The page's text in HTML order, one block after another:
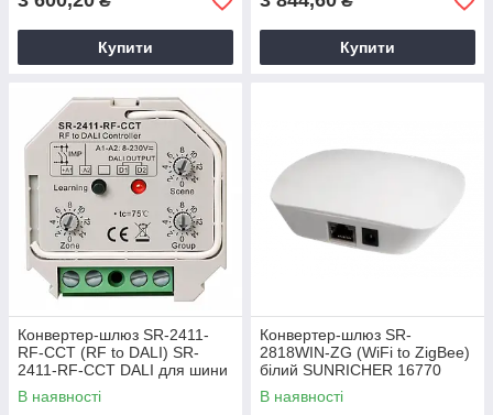
Купити Купити
Конвертер-шлюз SR-2411-
RF-CCT (RF to DALI) SR-
2411-RF-CCT DALI для шини
DALI з функцією ССТ
SUNRICHER 12189
В наявності
Конвертер-шлюз SR-
2818WIN-ZG (WiFi to ZigBee)
білий SUNRICHER 16770
В наявності